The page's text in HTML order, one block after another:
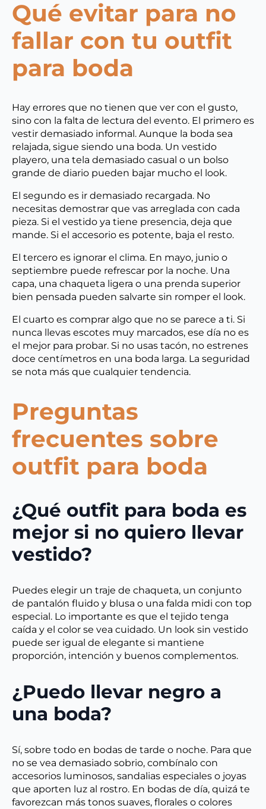
Qué evitar para no
fallar con tu outfit
para boda
Hay errores que no tienen que ver con el gusto,
sino con la falta de lectura del evento. El primero es
vestir demasiado informal. Aunque la boda sea
relajada, sigue siendo una boda. Un vestido
playero, una tela demasiado casual o un bolso
grande de diario pueden bajar mucho el look.
El segundo es ir demasiado recargada. No
necesitas demostrar que vas arreglada con cada
pieza. Si el vestido ya tiene presencia, deja que
mande. Si el accesorio es potente, baja el resto.
El tercero es ignorar el clima. En mayo, junio o
septiembre puede refrescar por la noche. Una
capa, una chaqueta ligera o una prenda superior
bien pensada pueden salvarte sin romper el look.
El cuarto es comprar algo que no se parece a ti. Si
nunca llevas escotes muy marcados, ese día no es
el mejor para probar. Si no usas tacón, no estrenes
doce centímetros en una boda larga. La seguridad
se nota más que cualquier tendencia.
Preguntas
frecuentes sobre
outfit para boda
¿Qué outfit para boda es
mejor si no quiero llevar
vestido?
Puedes elegir un traje de chaqueta, un conjunto
de pantalón fluido y blusa o una falda midi con top
especial. Lo importante es que el tejido tenga
caída y el color se vea cuidado. Un look sin vestido
puede ser igual de elegante si mantiene
proporción, intención y buenos complementos.
¿Puedo llevar negro a
una boda?
Sí, sobre todo en bodas de tarde o noche. Para que
no se vea demasiado sobrio, combínalo con
accesorios luminosos, sandalias especiales o joyas
que aporten luz al rostro. En bodas de día, quizá te
favorezcan más tonos suaves, florales o colores